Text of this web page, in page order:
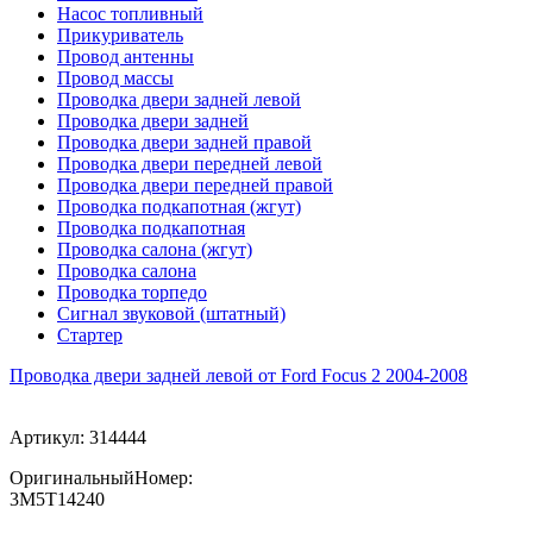
Насос топливный
Прикуриватель
Провод антенны
Провод массы
Проводка двери задней левой
Проводка двери задней
Проводка двери задней правой
Проводка двери передней левой
Проводка двери передней правой
Проводка подкапотная (жгут)
Проводка подкапотная
Проводка салона (жгут)
Проводка салона
Проводка торпедо
Сигнал звуковой (штатный)
Стартер
Проводка двери задней левой от Ford Focus 2 2004-2008
Артикул: 314444
ОригинальныйНомер:
3M5T14240